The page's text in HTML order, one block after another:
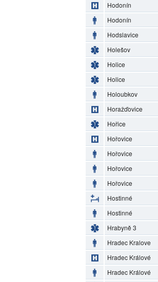
Hodonín
Hodonín
Hodslavice
Holešov
Holice
Holice
Holoubkov
Horažďovice
Hořice
Hořovice
Hořovice
Hořovice
Hořovice
Hostinné
Hostinné
Hrabyně 3
Hradec Kralove
Hradec Králové
Hradec Králové